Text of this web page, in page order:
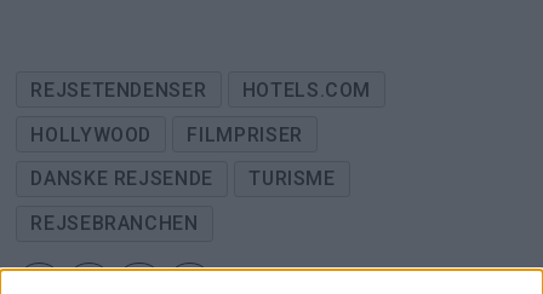
REJSETENDENSER
HOTELS.COM
HOLLYWOOD
FILMPRISER
DANSKE REJSENDE
TURISME
REJSEBRANCHEN